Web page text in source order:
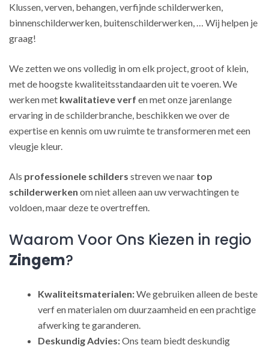
Klussen, verven, behangen, verfijnde schilderwerken,
binnenschilderwerken, buitenschilderwerken, … Wij helpen je
graag!
We zetten we ons volledig in om elk project, groot of klein,
met de hoogste kwaliteitsstandaarden uit te voeren. We
werken met kwalitatieve verf en met onze jarenlange
ervaring in de schilderbranche, beschikken we over de
expertise en kennis om uw ruimte te transformeren met een
vleugje kleur.
Als professionele schilders streven we naar top
schilderwerken om niet alleen aan uw verwachtingen te
voldoen, maar deze te overtreffen.
Waarom Voor Ons Kiezen in regio
Zingem?
Kwaliteitsmaterialen:We gebruiken alleen de beste
verf en materialen om duurzaamheid en een prachtige
afwerking te garanderen.
Deskundig Advies:Ons team biedt deskundig